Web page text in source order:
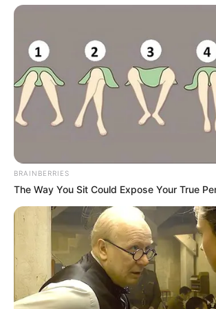
Слідство встановило вже 37 осіб, які
послугами фіктивної інвалідності.
про понад 100 епізодів
вершина айсберга.
Тячівщина — знову в центрі
BRAINBERRIES
The Way You Sit Could Expose Your True